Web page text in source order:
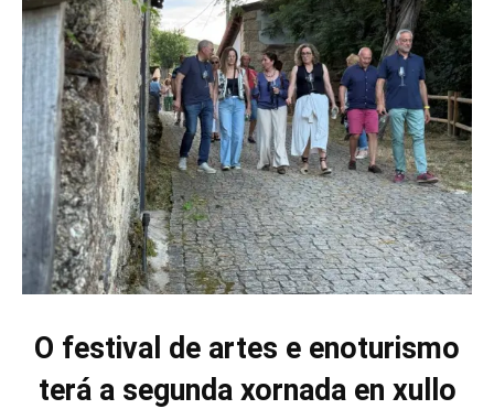
O festival de artes e enoturismo
terá a segunda xornada en xullo